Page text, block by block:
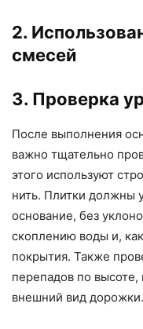
2.
смесей
3. Проверка
После выполнения
важно тщательно
этого используют
нить. Плитки должны
основание, без
скоплению воды и,
покрытия. Также
перепадов по высоте,
внешний вид дорожки.